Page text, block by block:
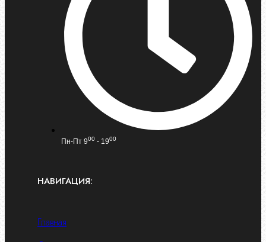
Пн-Пт 900 - 1900
НАВИГАЦИЯ:
Главная